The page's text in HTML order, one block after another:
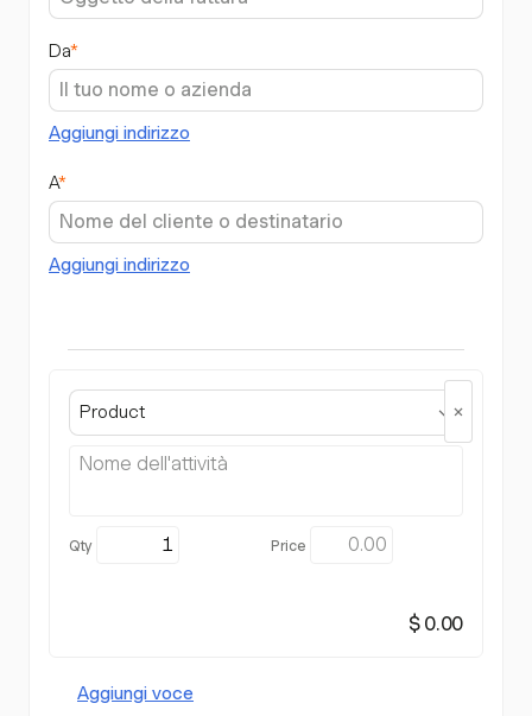
Da*
Aggiungi indirizzo
A*
Aggiungi indirizzo
Product
$ 0.00
Aggiungi voce